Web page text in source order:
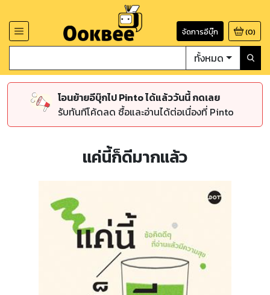
จัดการอีบุ๊ก (0)
ทั้งหมด
โอนย้ายอีบุ๊กไป Pinto ได้แล้ววันนี้ กดเลย
รับทันทีโค้ดลด ซื้อและอ่านได้ต่อเนื่องที่ Pinto
แค่นี้ก็ดีมากแล้ว